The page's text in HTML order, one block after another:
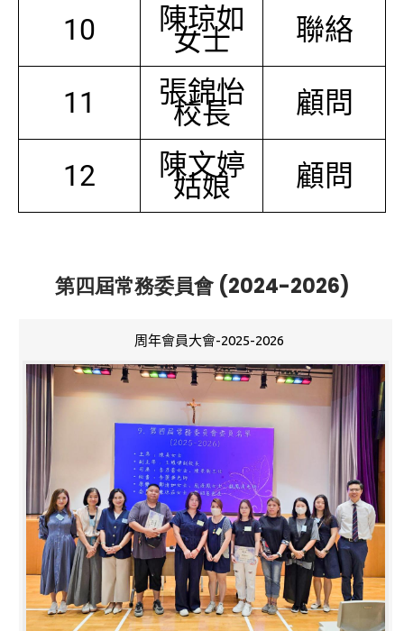
10 陳琼如
女士 聯絡
11 張錦怡
校長 顧問
12 陳文婷
姑娘 顧問
第四屆常務委員會 (2024-2026)
周年會員大會-2025-2026